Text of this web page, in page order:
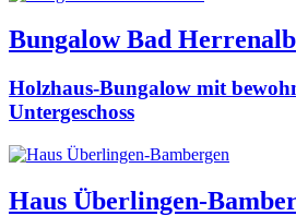
Bungalow Bad Herrenalb
Holzhaus-Bungalow mit
Untergeschoss
Haus Überlingen-